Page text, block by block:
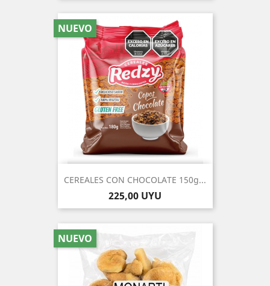
CEREALES CON CHOCOLATE 150g...
Precio
225,00 UYU
NUEVO
NUEVO